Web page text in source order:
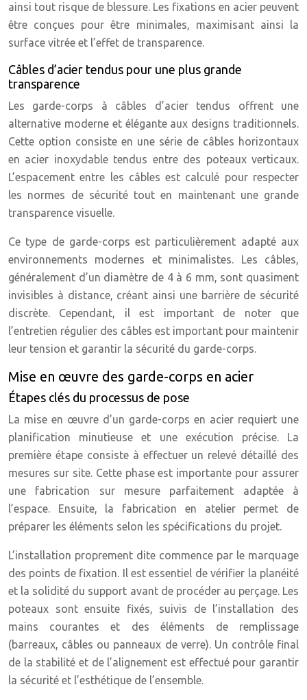
ainsi tout risque de blessure. Les fixations en acier peuvent
être conçues pour être minimales, maximisant ainsi la
surface vitrée et l’effet de transparence.
Câbles d’acier tendus pour une plus grande
transparence
Les garde-corps à câbles d’acier tendus offrent une
alternative moderne et élégante aux designs traditionnels.
Cette option consiste en une série de câbles horizontaux
en acier inoxydable tendus entre des poteaux verticaux.
L’espacement entre les câbles est calculé pour respecter
les normes de sécurité tout en maintenant une grande
transparence visuelle.
Ce type de garde-corps est particulièrement adapté aux
environnements modernes et minimalistes. Les câbles,
généralement d’un diamètre de 4 à 6 mm, sont quasiment
invisibles à distance, créant ainsi une barrière de sécurité
discrète. Cependant, il est important de noter que
l’entretien régulier des câbles est important pour maintenir
leur tension et garantir la sécurité du garde-corps.
Mise en œuvre des garde-corps en acier
Étapes clés du processus de pose
La mise en œuvre d’un garde-corps en acier requiert une
planification minutieuse et une exécution précise. La
première étape consiste à effectuer un relevé détaillé des
mesures sur site. Cette phase est importante pour assurer
une fabrication sur mesure parfaitement adaptée à
l’espace. Ensuite, la fabrication en atelier permet de
préparer les éléments selon les spécifications du projet.
L’installation proprement dite commence par le marquage
des points de fixation. Il est essentiel de vérifier la planéité
et la solidité du support avant de procéder au perçage. Les
poteaux sont ensuite fixés, suivis de l’installation des
mains courantes et des éléments de remplissage
(barreaux, câbles ou panneaux de verre). Un contrôle final
de la stabilité et de l’alignement est effectué pour garantir
la sécurité et l’esthétique de l’ensemble.